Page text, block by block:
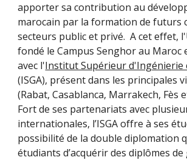
apporter sa contribution au
marocain par la formation de futurs
secteurs public et privé.  A cet effet,
fondé le Campus Senghor au
avec l'Institut Supérieur d'Ingénierie
(ISGA), présent dans les principales
(Rabat, Casablanca, Marrakech, Fès
Fort de ses partenariats avec
internationales, l’ISGA offre à ses
possibilité de la double diplomation
étudiants d’acquérir des diplômes de